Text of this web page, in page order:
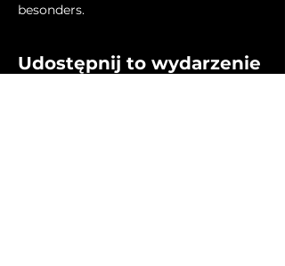
besonders.
Udostępnij to wydarzenie